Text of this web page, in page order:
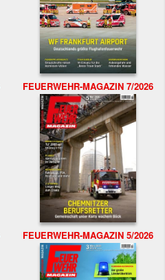
FEUERWEHR-MAGAZIN 7/2026
FEUERWEHR-MAGAZIN 5/2026